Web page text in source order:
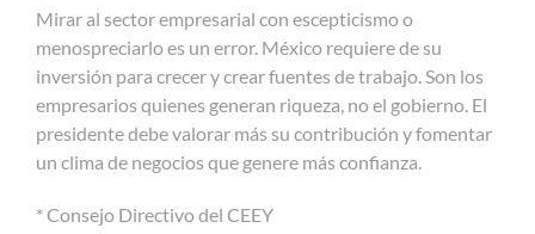
Mirar al sector empresarial con escepticismo o
menospreciarlo es un error. México requiere de su
inversión para crecer y crear fuentes de trabajo. Son los
empresarios quienes generan riqueza, no el gobierno. El
presidente debe valorar más su contribución y fomentar
un clima de negocios que genere más confianza.
* Consejo Directivo del CEEY